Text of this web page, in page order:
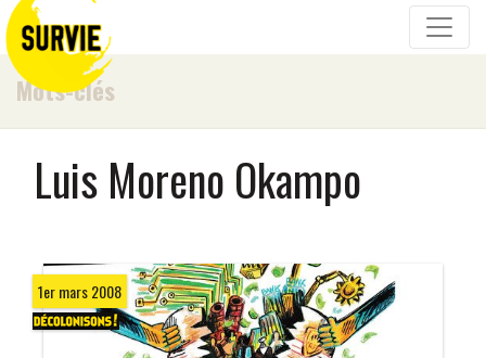
Mots-clés
Luis Moreno Okampo
1er mars 2008